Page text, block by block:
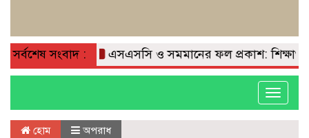
সর্বশেষ সংবাদ :এসএসসি ও সমমানের ফল প্রকাশ: শিক্ষার্থীদের
Toggle
হোম অপরাধ